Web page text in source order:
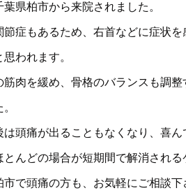
葉県柏市から来院されました。
節症もあるため、右首などに症状
われます。
筋肉を緩め、骨格のバランスも調
は頭痛が出ることもなくなり、喜ん
とんどの場合が短期間で解消される
市で頭痛の方も、お気軽にご相談下